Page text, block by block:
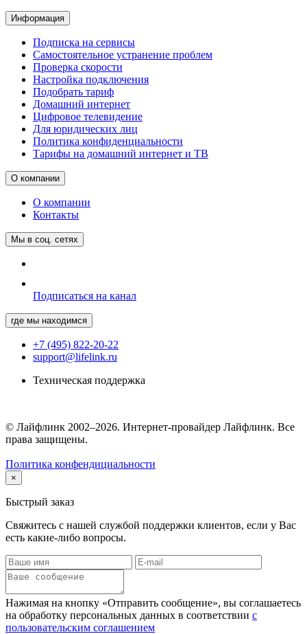
Информация
Подписка на сервисы
Самостоятельное устранение проблем
Проверка скорости
Настройка подключения
Подобрать тариф
Домашний интернет
Цифровое телевидение
Для юридических лиц
Политика конфиденциальности
Тарифы на домашний интернет и ТВ
О компании
О компании
Контакты
Мы в соц. сетях
Подписаться на канал
где мы находимся
+7 (495) 822-20-22
support@lifelink.ru
Техническая поддержка
© Лайфлинк 2002–2026. Интернет-провайдер Лайфлинк. Все
права защищены.
Политика конфендициальности
×
Быстрый заказ
Свяжитесь с нашей службой поддержки клиентов, если у Вас
есть какие-либо вопросы.
Нажимая на кнопку «Отправить сообщение», вы соглашаетесь
на обработку персональных данных в соответствии с
пользовательским соглашением